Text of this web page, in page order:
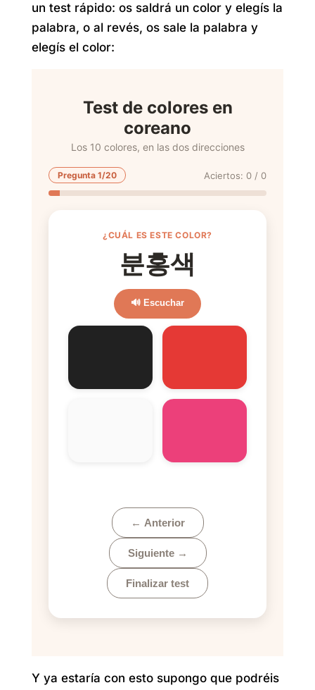
un test rápido: os saldrá un color y elegís la
palabra, o al revés, os sale la palabra y
elegís el color:
Y ya estaría con esto supongo que podréis